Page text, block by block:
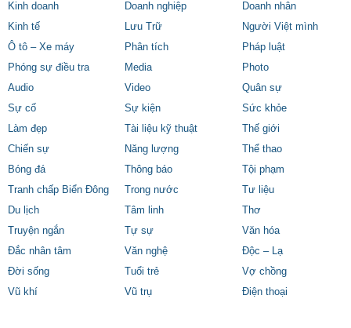
Kinh doanh
Doanh nghiệp
Doanh nhân
Kinh tế
Lưu Trữ
Người Việt mình
Ô tô – Xe máy
Phân tích
Pháp luật
Phóng sự điều tra
Media
Photo
Audio
Video
Quân sự
Sự cố
Sự kiện
Sức khỏe
Làm đẹp
Tài liệu kỹ thuật
Thế giới
Chiến sự
Năng lượng
Thể thao
Bóng đá
Thông báo
Tội phạm
Tranh chấp Biển Đông
Trong nước
Tư liệu
Du lịch
Tâm linh
Thơ
Truyện ngắn
Tự sự
Văn hóa
Đắc nhân tâm
Văn nghệ
Độc – Lạ
Đời sống
Tuổi trẻ
Vợ chồng
Vũ khí
Vũ trụ Điện thoại